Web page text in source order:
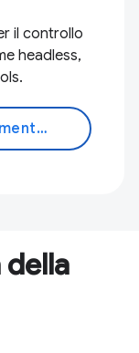
il controllo
headless,
Leggi la documentazione